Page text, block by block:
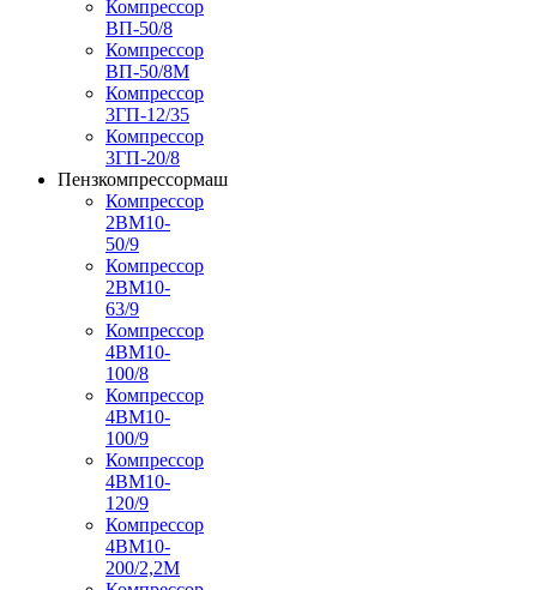
Компрессор
ВП-50/8
Компрессор
ВП-50/8М
Компрессор
3ГП-12/35
Компрессор
3ГП-20/8
Пензкомпрессормаш
Компрессор
2ВМ10-
50/9
Компрессор
2ВМ10-
63/9
Компрессор
4ВМ10-
100/8
Компрессор
4ВМ10-
100/9
Компрессор
4ВМ10-
120/9
Компрессор
4ВМ10-
200/2,2М